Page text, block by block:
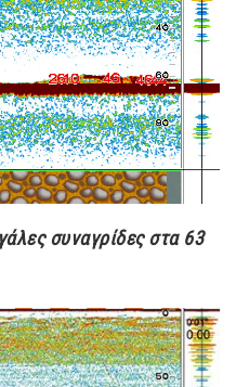
συναγρίδες στα 63